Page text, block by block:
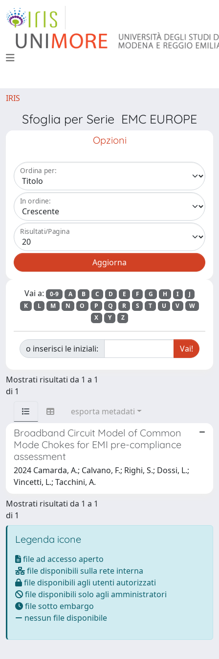
IRIS
Sfoglia per Serie EMC EUROPE
Opzioni
Ordina per:
In ordine:
Risultati/Pagina
Vai a: 0-9 A B C D E F G H I
J
K
L M N O P Q R S T U V
W
X
Y Z
o inserisci le iniziali:
Mostrati risultati da 1 a 1
di 1
esporta metadati
Broadband Circuit Model of Common
Mode Chokes for EMI pre-compliance
assessment
2024 Camarda, A.; Calvano, F.; Righi, S.; Dossi, L.;
Vincetti, L.; Tacchini, A.
Mostrati risultati da 1 a 1
di 1
Legenda icone
file ad accesso aperto
file disponibili sulla rete interna
file disponibili agli utenti autorizzati
file disponibili solo agli amministratori
file sotto embargo
nessun file disponibile